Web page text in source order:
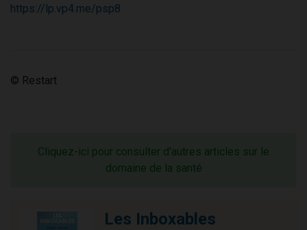
https://lp.vp4.me/psp8
© Restart
Cliquez-ici pour consulter d'autres articles sur le
domaine de la santé
Les Inboxables